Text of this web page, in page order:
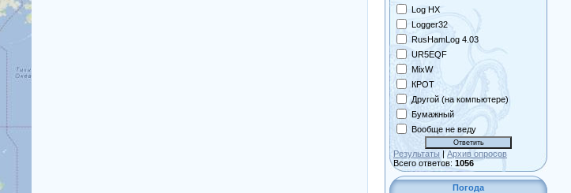
Log HX
Logger32
RusHamLog 4.03
UR5EQF
MixW
КРОТ
Другой (на компьютере)
Бумажный
Вообще не веду
Результаты | Архив опросов
Всего ответов: 1056
Погода